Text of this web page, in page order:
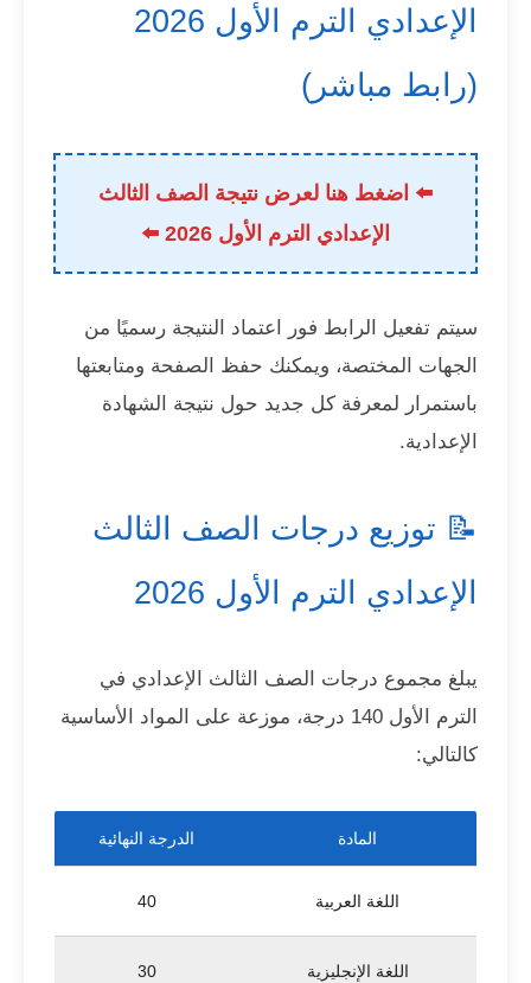
الإعدادي الترم الأول 2026
(رابط مباشر)
⬅️ اضغط هنا لعرض نتيجة الصف الثالث
الإعدادي الترم الأول 2026 ⬅️
سيتم تفعيل الرابط فور اعتماد النتيجة رسميًا من
الجهات المختصة، ويمكنك حفظ الصفحة ومتابعتها
باستمرار لمعرفة كل جديد حول نتيجة الشهادة
الإعدادية.
📝 توزيع درجات الصف الثالث
الإعدادي الترم الأول 2026
يبلغ مجموع درجات الصف الثالث الإعدادي في
الترم الأول 140 درجة، موزعة على المواد الأساسية
كالتالي:
المادة الدرجة النهائية
اللغة العربية 40
اللغة الإنجليزية 30